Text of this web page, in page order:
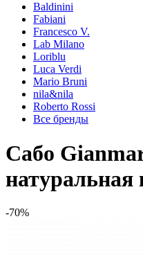
Baldinini
Fabiani
Francesco V.
Lab Milano
Loriblu
Luca Verdi
Mario Bruni
nila&nila
Roberto Rossi
Все бренды
Сабо
-70%